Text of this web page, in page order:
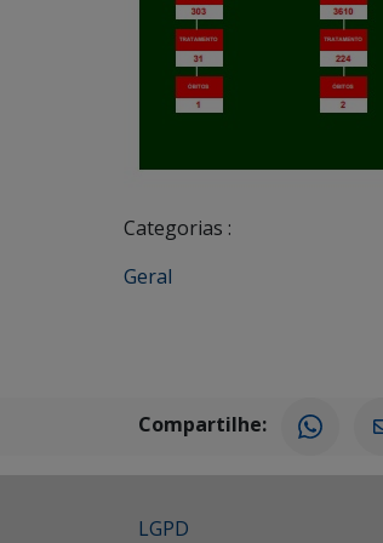
Categorias :
Geral
Compartilhe:
LGPD